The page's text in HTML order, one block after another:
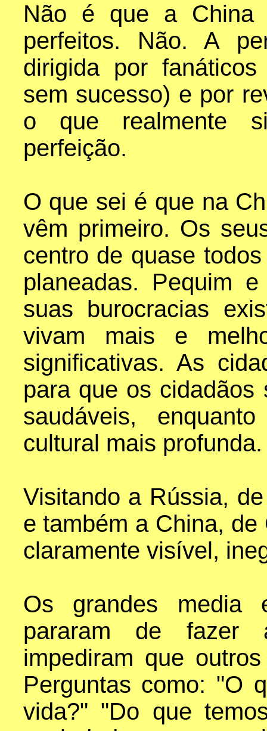
Não é que a China
perfeitos. Não. A
dirigida por
sem sucesso) e por
o que realmente
perfeição.
O que sei é que na
vêm primeiro. Os
centro de quase
planeadas. Pequim
suas burocracias
vivam mais e
significativas. As
para que os cidadãos
saudáveis,
cultural mais profunda.
Visitando a Rússia,
e também a China,
claramente visível,
Os grandes media
pararam de fazer
impediram que
Perguntas como: "O
vida?" "Do que